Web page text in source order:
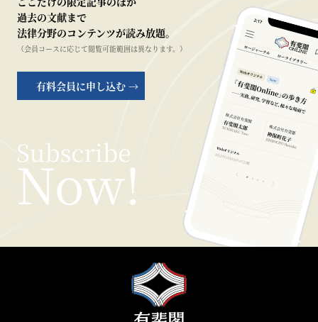
過去の文献まで
法律分野のコンテンツが読み放題。
（会員コースに応じて閲覧可能範囲は異なります。）
有料会員に申し込む →